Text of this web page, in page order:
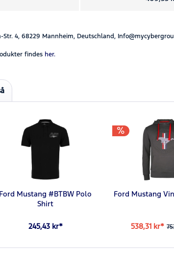
4, 68229 Mannheim, Deutschland,
findes her.
Ford Mustang #BTBW Polo
Shirt
245,43 kr*
Ford Mustang
538,31 kr*